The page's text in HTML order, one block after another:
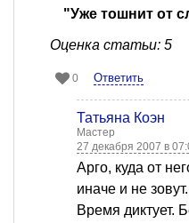
"Уже тошнит от
Оценка статьи: 5
0 Ответить
Татьяна Коэн
Мастер
27 декабря 2007 в
Арго, куда от
иначе и не зовут.
Время диктует.